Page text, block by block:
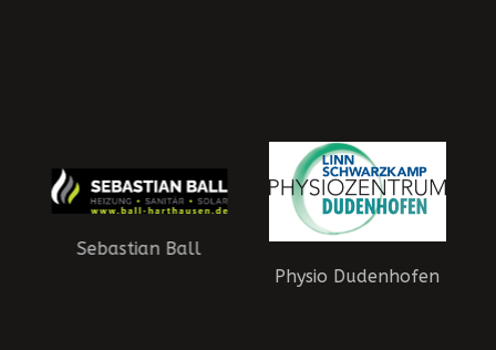
Sebastian Ball
Physio Dudenhofen